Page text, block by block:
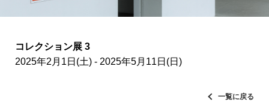
コレクション展 3
2025年2月1日(土) - 2025年5月11日(日)
一覧に戻る